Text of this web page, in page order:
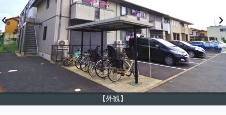
【外観】